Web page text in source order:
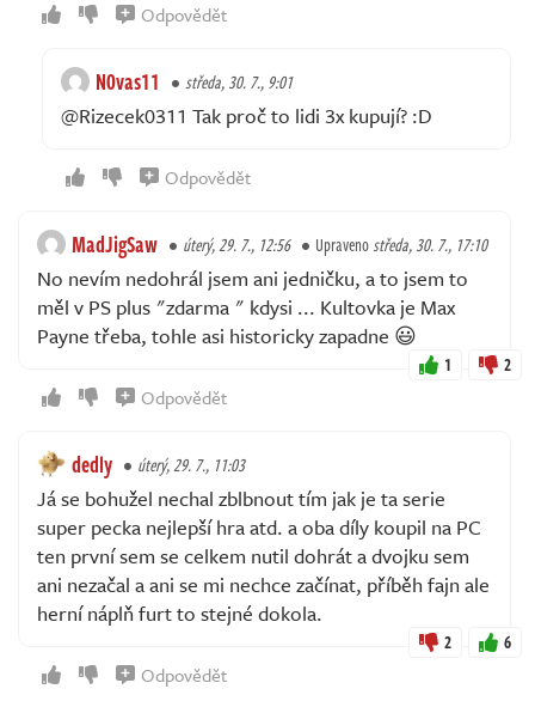
Odpovědět
N0vas11 středa, 30. 7., 9:01
@Rizecek0311 Tak proč to lidi 3x kupují? :D
Odpovědět
MadJigSaw úterý, 29. 7., 12:56 Upravenostředa, 30. 7., 17:10
No nevím nedohrál jsem ani jedničku, a to jsem to
měl v PS plus "zdarma " kdysi ... Kultovka je Max
Payne třeba, tohle asi historicky zapadne 😃
1 2
Odpovědět
dedly úterý, 29. 7., 11:03
Já se bohužel nechal zblbnout tím jak je ta serie
super pecka nejlepší hra atd. a oba díly koupil na PC
ten první sem se celkem nutil dohrát a dvojku sem
ani nezačal a ani se mi nechce začínat, příběh fajn ale
herní náplň furt to stejné dokola.
2 6
Odpovědět